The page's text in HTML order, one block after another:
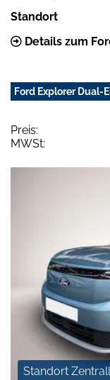
Standort
Details zum
Ford Explorer Dual-
Preis:
MWSt:
Standort